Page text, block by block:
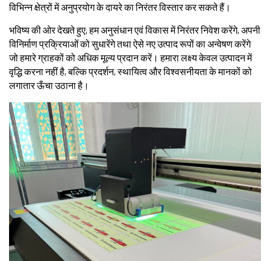
विभिन्न क्षेत्रों में अनुप्रयोग के दायरे का निरंतर विस्तार कर सकते हैं।
भविष्य की ओर देखते हुए, हम अनुसंधान एवं विकास में निरंतर निवेश करेंगे, अपनी
विनिर्माण प्रक्रियाओं को सुधारेंगे तथा ऐसे नए उत्पाद रूपों का अन्वेषण करेंगे
जो हमारे ग्राहकों को अधिक मूल्य प्रदान करें। हमारा लक्ष्य केवल उत्पादन में
वृद्धि करना नहीं है, बल्कि प्रदर्शन, स्थायित्व और विश्वसनीयता के मानकों को
लगातार ऊँचा उठाना है।